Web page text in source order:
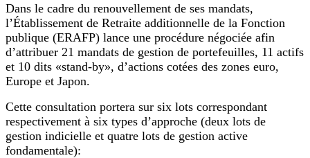
Dans le cadre du renouvellement de ses mandats,
l’Établissement de Retraite additionnelle de la Fonction
publique (ERAFP) lance une procédure négociée afin
d’attribuer 21 mandats de gestion de portefeuilles, 11 actifs
et 10 dits «stand-by», d’actions cotées des zones euro,
Europe et Japon.
Cette consultation portera sur six lots correspondant
respectivement à six types d’approche (deux lots de
gestion indicielle et quatre lots de gestion active
fondamentale):